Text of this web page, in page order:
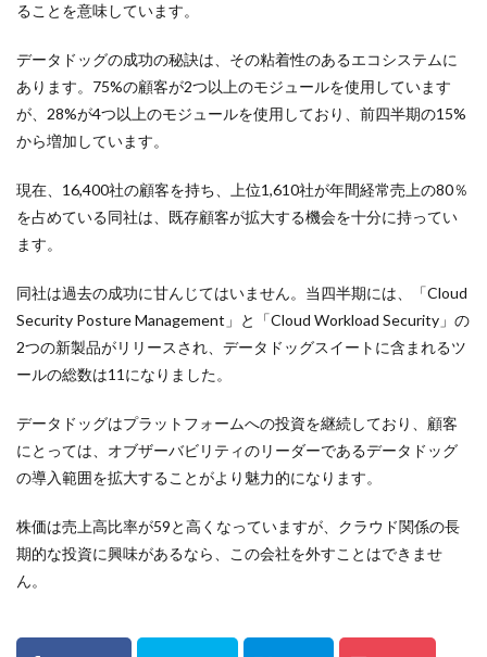
ることを意味しています。
データドッグの成功の秘訣は、その粘着性のあるエコシステムに
あります。75%の顧客が2つ以上のモジュールを使用しています
が、28%が4つ以上のモジュールを使用しており、前四半期の15%
から増加しています。
現在、16,400社の顧客を持ち、上位1,610社が年間経常売上の80％
を占めている同社は、既存顧客が拡大する機会を十分に持ってい
ます。
同社は過去の成功に甘んじてはいません。当四半期には、「Cloud
Security Posture Management」と「Cloud Workload Security」の
2つの新製品がリリースされ、データドッグスイートに含まれるツ
ールの総数は11になりました。
データドッグはプラットフォームへの投資を継続しており、顧客
にとっては、オブザーバビリティのリーダーであるデータドッグ
の導入範囲を拡大することがより魅力的になります。
株価は売上高比率が59と高くなっていますが、クラウド関係の長
期的な投資に興味があるなら、この会社を外すことはできませ
ん。